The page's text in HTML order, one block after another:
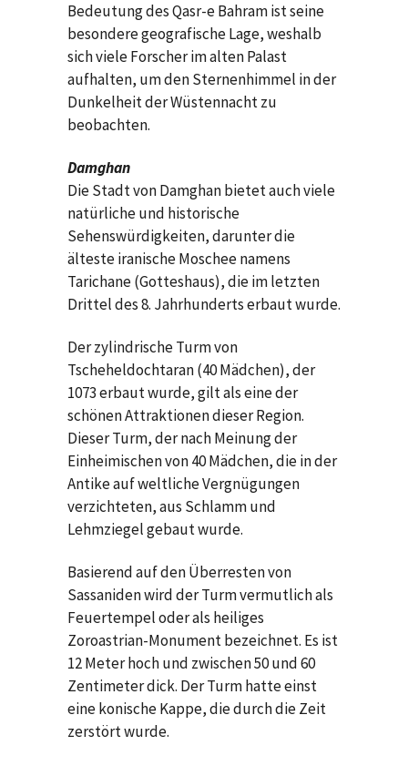
Bedeutung des Qasr-e Bahram ist seine
besondere geografische Lage, weshalb
sich viele Forscher im alten Palast
aufhalten, um den Sternenhimmel in der
Dunkelheit der Wüstennacht zu
beobachten.
Damghan
Die Stadt von Damghan bietet auch viele
natürliche und historische
Sehenswürdigkeiten, darunter die
älteste iranische Moschee namens
Tarichane (Gotteshaus), die im letzten
Drittel des 8. Jahrhunderts erbaut wurde.
Der zylindrische Turm von
Tscheheldochtaran (40 Mädchen), der
1073 erbaut wurde, gilt als eine der
schönen Attraktionen dieser Region.
Dieser Turm, der nach Meinung der
Einheimischen von 40 Mädchen, die in der
Antike auf weltliche Vergnügungen
verzichteten, aus Schlamm und
Lehmziegel gebaut wurde.
Basierend auf den Überresten von
Sassaniden wird der Turm vermutlich als
Feuertempel oder als heiliges
Zoroastrian-Monument bezeichnet. Es ist
12 Meter hoch und zwischen 50 und 60
Zentimeter dick. Der Turm hatte einst
eine konische Kappe, die durch die Zeit
zerstört wurde.